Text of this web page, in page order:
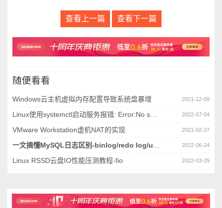
查看上一篇 查看下一篇
随便看看
2021-12-09
Windows云主机虚拟内存配置导致系统盘暴增
2022-07-04
2021-02-27
VMware Workstation虚机NAT的实现
2022-06-24
2022-03-29
Linux RSSD云盘IO性能压测教程-fio